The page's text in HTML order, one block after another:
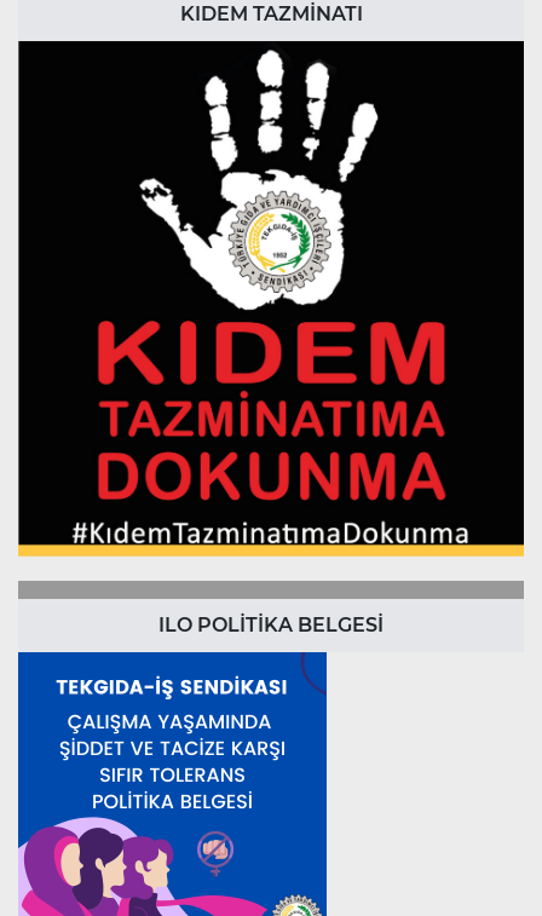
KIDEM TAZMİNATI
ILO POLİTİKA BELGESİ